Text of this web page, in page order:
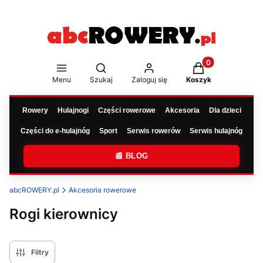
Menu
Otwórz wyszukiwarkę
Szukaj Zaloguj się
Produkty w
Koszyk
Rowery Hulajnogi Części rowerowe Akcesoria Dla dzieci
Części do e-hulajnóg Sport Serwis rowerów Serwis hulajnóg
📰 BLOG
abcROWERY.pl Akcesoria rowerowe
Rogi kierownicy
Filtry